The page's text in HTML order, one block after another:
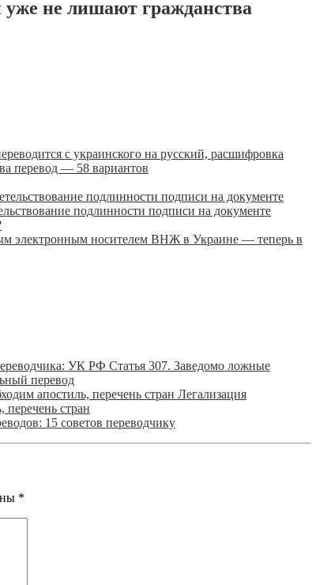
не лишают гражданства
с украинского на русский, расшифровка
перевод — 58 вариантов
подлинности подписи на документе
ВНЖ в Украине — теперь в
УК РФ Статья 307. Заведомо ложные
перевод
Легализация
стран
15 советов переводчику
*